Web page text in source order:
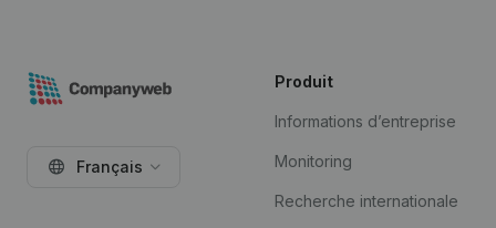
Français
Produit
Informations d’entreprise
Monitoring
Recherche internationale